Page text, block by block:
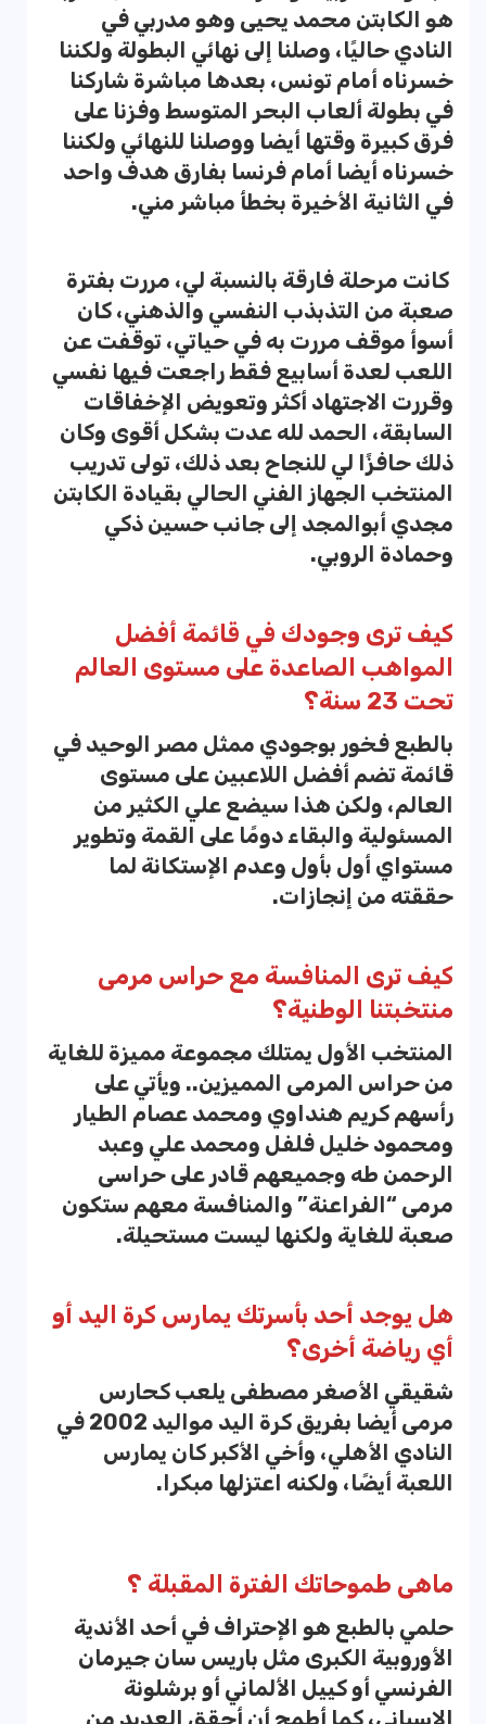
هو الكابتن محمد يحيى وهو مدربي في
النادي حاليًا، وصلنا إلى نهائي البطولة ولكننا
خسرناه أمام تونس، بعدها مباشرة شاركنا
في بطولة ألعاب البحر المتوسط وفزنا على
فرق كبيرة وقتها أيضا ووصلنا للنهائي ولكننا
خسرناه أيضا أمام فرنسا بفارق هدف واحد
في الثانية الأخيرة بخطأ مباشر مني.
كانت مرحلة فارقة بالنسبة لي، مررت بفترة
صعبة من التذبذب النفسي والذهني، كان
أسوأ موقف مررت به في حياتي، توقفت عن
اللعب لعدة أسابيع فقط راجعت فيها نفسي
وقررت الاجتهاد أكثر وتعويض الإخفاقات
السابقة، الحمد لله عدت بشكل أقوى وكان
ذلك حافزًا لي للنجاح بعد ذلك، تولى تدريب
المنتخب الجهاز الفني الحالي بقيادة الكابتن
مجدي أبوالمجد إلى جانب حسين ذكي
وحمادة الروبي.
كيف ترى وجودك في قائمة أفضل
المواهب الصاعدة على مستوى العالم
تحت 23 سنة؟
بالطبع فخور بوجودي ممثل مصر الوحيد في
قائمة تضم أفضل اللاعبين على مستوى
العالم، ولكن هذا سيضع علي الكثير من
المسئولية والبقاء دومًا على القمة وتطوير
مستواي أول بأول وعدم الإستكانة لما
حققته من إنجازات.
كيف ترى المنافسة مع حراس مرمى
منتخبتنا الوطنية؟
المنتخب الأول يمتلك مجموعة مميزة للغاية
من حراس المرمى المميزين.. ويأتي على
رأسهم كريم هنداوي ومحمد عصام الطيار
ومحمود خليل فلفل ومحمد علي وعبد
الرحمن طه وجميعهم قادر على حراسى
مرمى “الفراعنة” والمنافسة معهم ستكون
صعبة للغاية ولكنها ليست مستحيلة.
هل يوجد أحد بأسرتك يمارس كرة اليد أو
أي رياضة أخرى؟
شقيقي الأصغر مصطفى يلعب كحارس
مرمى أيضا بفريق كرة اليد مواليد 2002 في
النادي الأهلي، وأخي الأكبر كان يمارس
اللعبة أيضًا، ولكنه اعتزلها مبكرا.
ماهى طموحاتك الفترة المقبلة ؟
حلمي بالطبع هو الإحتراف في أحد الأندية
الأوروبية الكبرى مثل باريس سان جيرمان
الفرنسي أو كييل الألماني أو برشلونة